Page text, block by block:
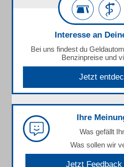
Interesse an
Bei uns findest du
Benzinpreise und
Jetzt
Ihre
Was gefällt
Was sollen wir
Jetzt Feedback